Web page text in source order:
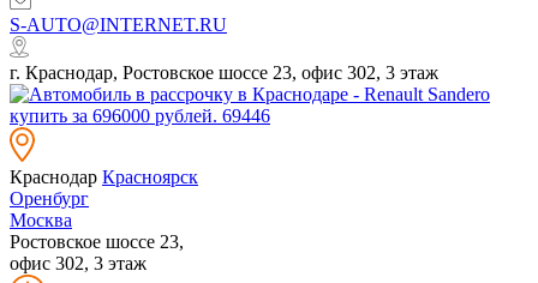
S-AUTO@INTERNET.RU
г. Краснодар, Ростовское шоссе 23, офис 302, 3 этаж
Краснодар Красноярск
Оренбург
Москва
Ростовское шоссе 23,
офис 302, 3 этаж